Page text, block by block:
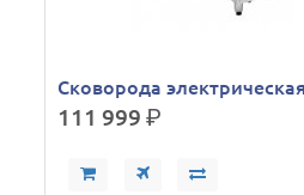
Сковорода
111 999р.